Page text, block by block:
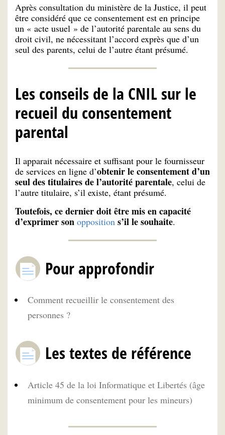
Après consultation du ministère de la Justice, il peut
être considéré que ce consentement est en principe
un « acte usuel » de l’autorité parentale au sens du
droit civil, ne nécessitant l’accord exprès que d’un
seul des parents, celui de l’autre étant présumé.
Les conseils de la CNIL sur le
recueil du consentement
parental
Il apparait nécessaire et suffisant pour le fournisseur
de services en ligne d’obtenir le consentement d’un
seul des titulaires de l’autorité parentale, celui de
l’autre titulaire, s’il existe, étant présumé.
Toutefois, ce dernier doit être mis en capacité
d’exprimer son opposition s’il le souhaite.
Pour approfondir
Comment recueillir le consentement des
personnes ?
Les textes de référence
Article 45 de la loi Informatique et Libertés (âge
minimum de consentement pour les mineurs)